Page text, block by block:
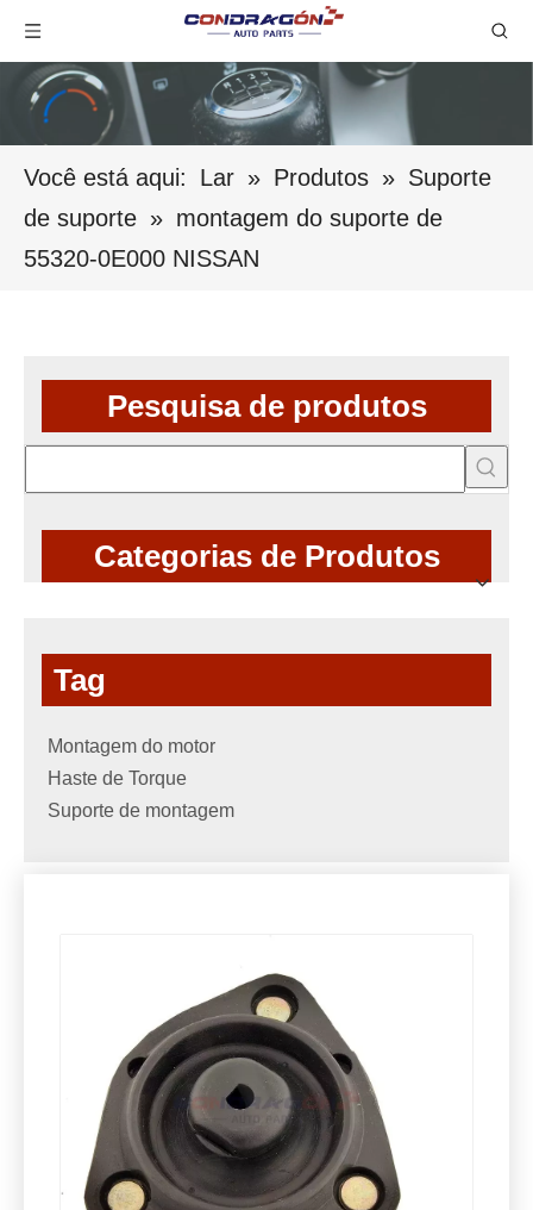
Você está aqui: Lar » Produtos » Suporte
de suporte » montagem do suporte de
55320-0E000 NISSAN
Pesquisa de produtos
Categorias de Produtos
Tag
Montagem do motor
Haste de Torque
Suporte de montagem